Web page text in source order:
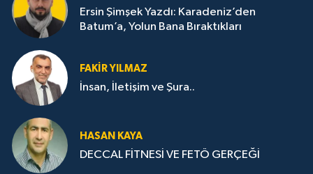
Ersin Şimşek Yazdı: Karadeniz’den
Batum’a, Yolun Bana Bıraktıkları
FAKIR YILMAZ
İnsan, İletişim ve Şura..
HASAN KAYA
DECCAL FİTNESİ VE FETÖ GERÇEĞİ